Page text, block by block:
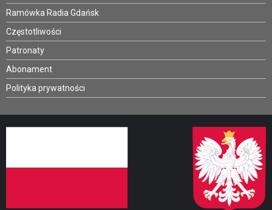
Ramówka Radia Gdańsk
Częstotliwości
Patronaty
Abonament
Polityka prywatności